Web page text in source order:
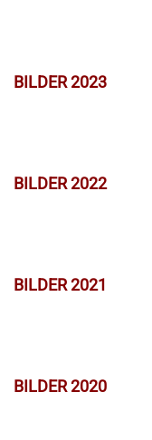
BILDER 2023
BILDER 2022
BILDER 2021
BILDER 2020